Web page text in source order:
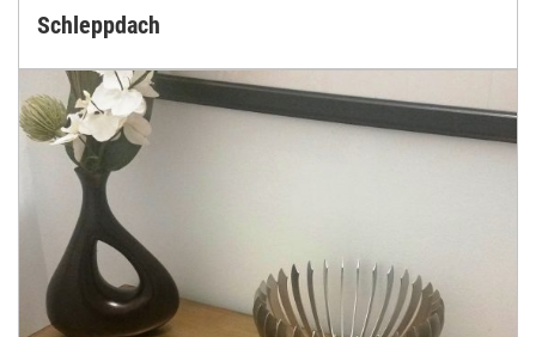
Schleppdach